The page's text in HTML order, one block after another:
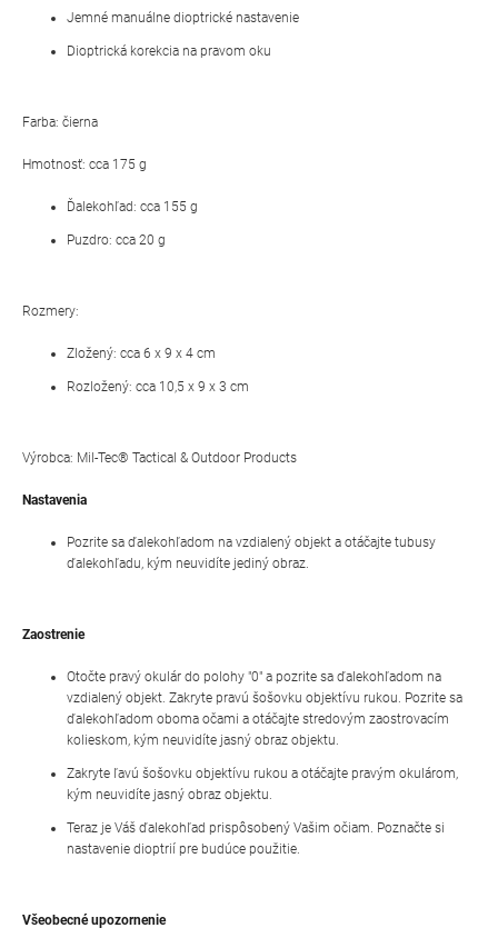
Jemné manuálne dioptrické nastavenie
Dioptrická korekcia na pravom oku
Farba: čierna
Hmotnosť: cca 175 g
Ďalekohľad: cca 155 g
Puzdro: cca 20 g
Rozmery:
Zložený: cca 6 x 9 x 4 cm
Rozložený: cca 10,5 x 9 x 3 cm
Výrobca: Mil-Tec® Tactical & Outdoor Products
Nastavenia
Pozrite sa ďalekohľadom na vzdialený objekt a otáčajte tubusy
ďalekohľadu, kým neuvidíte jediný obraz.
Zaostrenie
Otočte pravý okulár do polohy "0" a pozrite sa ďalekohľadom na
vzdialený objekt. Zakryte pravú šošovku objektívu rukou. Pozrite sa
ďalekohľadom oboma očami a otáčajte stredovým zaostrovacím
kolieskom, kým neuvidíte jasný obraz objektu.
Zakryte ľavú šošovku objektívu rukou a otáčajte pravým okulárom,
kým neuvidíte jasný obraz objektu.
Teraz je Váš ďalekohľad prispôsobený Vašim očiam. Poznačte si
nastavenie dioptrií pre budúce použitie.
Všeobecné upozornenie